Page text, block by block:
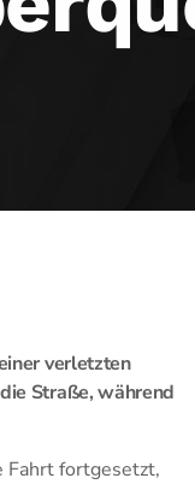
verletzten
Straße, während
Fahrt fortgesetzt,